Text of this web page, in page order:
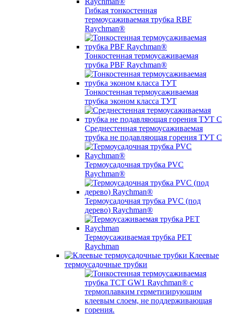
Гибкая тонкостенная
термоусаживаемая трубка RBF
Raychman®
Тонкостенная термоусаживаемая
трубка PBF Raychman®
Тонкостенная термоусаживаемая
трубка эконом класса ТУТ
Среднестенная термоусаживаемая
трубка не подавляющая горения ТУТ С
Термоусадочная трубка PVC
Raychman®
Термоусадочная трубка PVC (под
дерево) Raychman®
Термоусаживаемая трубка PET
Raychman
Клеевые
термоусадочные трубки